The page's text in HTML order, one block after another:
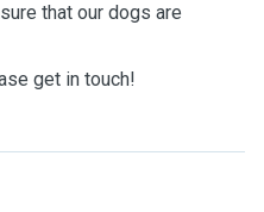
that our dogs are
get in touch!